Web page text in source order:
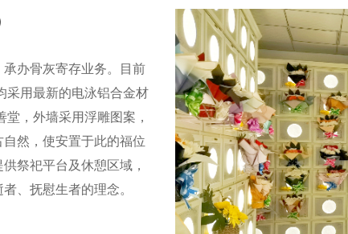
办骨灰寄存业务。目前
采用最新的电泳铝合金材
，外墙采用浮雕图案，
然，使安置于此的福位
祭祀平台及休憩区域，
、抚慰生者的理念。